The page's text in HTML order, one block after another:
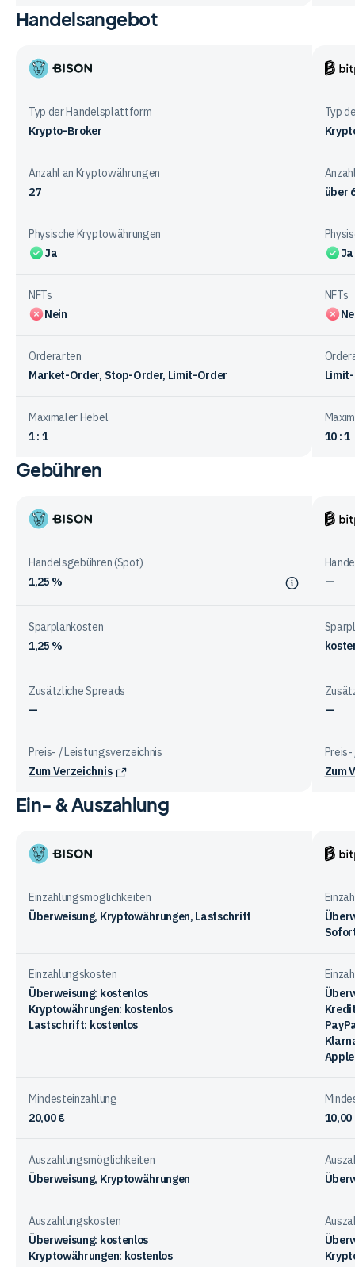
Vergleichstabelle
den
Vorteile
Nachteile
der
Handelsangebot
Typ der Handelsplattform
Krypto-Broker
Typ
Anzahl an Kryptowährungen
27
über
Physische Kryptowährungen
Ja
Ja
NFTs
Nein
NFTs
Orderarten
Market-Order, Stop-Order, Limit-Order
Maximaler Hebel
1 : 1
10 : 1
Vergleichstabelle
Handelsangebot
bei
Anbietern
Gebühren
Handelsgebühren (Spot)
1,25 %
—
Sparplankosten
1,25 %
Zusätzliche Spreads
—
—
Preis- / Leistungsverzeichnis
Zum Verzeichnis
Preis-
Zum
Vergleichstabelle
Gebühren
bei
Anbietern
Ein- & Auszahlung
Einzahlungsmöglichkeiten
Überweisung, Kryptowährungen, Lastschrift
Einzahlungskosten
Überweisung: kostenlos
Kryptowährungen: kostenlos
Lastschrift: kostenlos
Mindesteinzahlung
20,00 €
10,00
Auszahlungsmöglichkeiten
Überweisung, Kryptowährungen
Auszahlungskosten
Überweisung: kostenlos
Kryptowährungen: kostenlos